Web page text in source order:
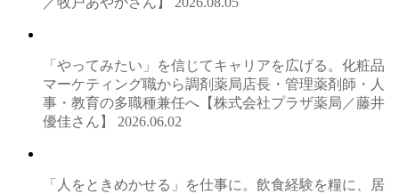
「やってみたい」を信じてキャリアを広げる。化粧品
マーケティング職から調剤薬局店長・管理薬剤師・人
事・教育の多職種兼任へ【株式会社プラザ薬局／藤井
優佳さん】 2026.06.02
「人をときめかせる」を仕事に。飲食経験を糧に、居